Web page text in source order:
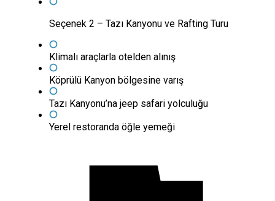
Seçenek 2 – Tazı Kanyonu ve Rafting Turu
Klimalı araçlarla otelden alınış
Köprülü Kanyon bölgesine varış
Tazı Kanyonu’na jeep safari yolculuğu
Yerel restoranda öğle yemeği